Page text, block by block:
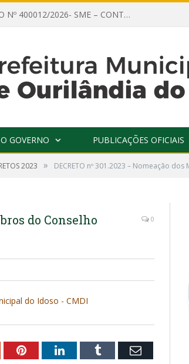
AVISO DE DISPENSA DE LICITAÇÃO Nº 400012/2026- SME – CONTRATAÇÃO DE EMPRESA ESPECIALIZADA PARA LOCAÇÃO DE ÔNIBUS EXECUTIVO COM CAPACIDADE DE 60 (SESSENTA) POLTRONAS, PARA TRANSPORTAR PROFESSORES RESPONSÁVEIS E ALUNOS PARA BRASÍLIA, COM SAÍDA DIA 10/08/2026 E RETORNO DIA 14/08/2026
O GOVERNO PUBLICAÇÕES OFICIAIS
2023 » DECRETO nº 301.2023 – Nomeação
do Conselho
0
do Idoso - CMDI
PinterestLinkedInTumblr Email